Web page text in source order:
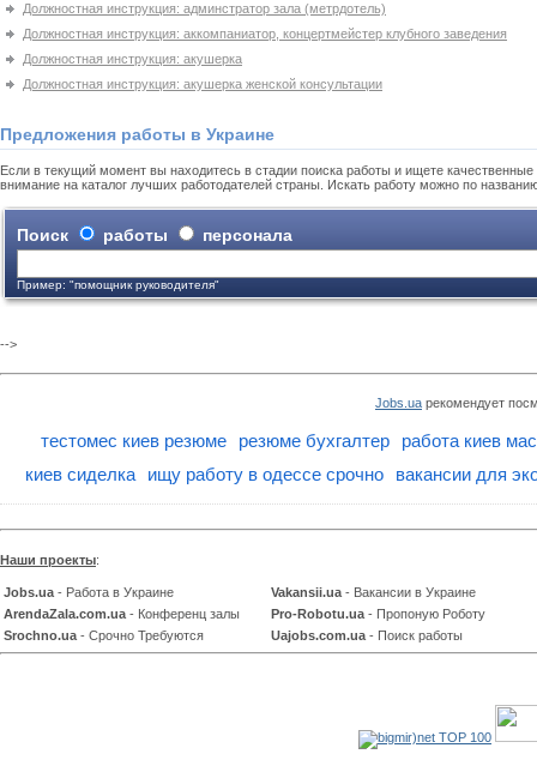
Должностная инструкция: админстратор зала (метрдотель)
Должностная инструкция: аккомпаниатор, концертмейстер клубного заведения
Должностная инструкция: акушерка
Должностная инструкция: акушерка женской консультации
Предложения работы в Украине
Если в текущий момент вы находитесь в стадии поиска работы и ищете
внимание на каталог лучших работодателей страны. Искать работу можно по
Поиск работы персонала
Пример: "помощник руководителя"
-->
Jobs.ua рекомендует
тестомес киев резюме резюме бухгалтер
работа киев
киев сиделка
ищу работу в одессе срочно вакансии для
Наши проекты:
Jobs.ua - Работа в Украине Vakansii.ua - Вакансии в Украине
ArendaZala.com.ua - Конференц залы Pro-Robotu.ua - Пропоную Роботу
Srochno.ua - Срочно Требуются Uajobs.com.ua - Поиск работы